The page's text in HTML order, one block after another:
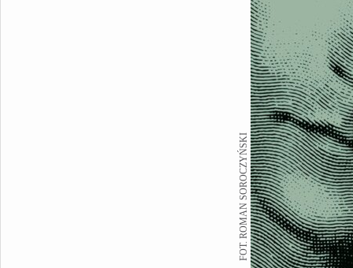
FOT. ROMAN SOROCZYŃSKI